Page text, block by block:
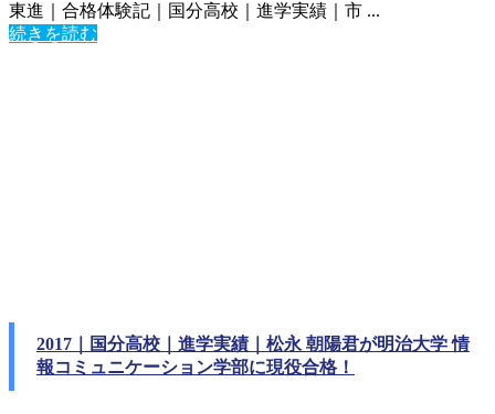
東進｜合格体験記｜国分高校｜進学実績｜市 ...
続きを読む
2017｜国分高校｜進学実績｜松永 朝陽君が明治大学 情
報コミュニケーション学部に現役合格！